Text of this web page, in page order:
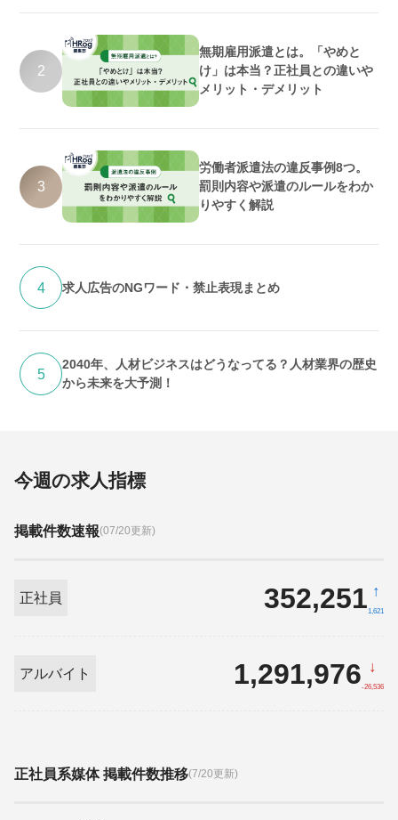
2
無期雇用派遣とは。「やめと
け」は本当？正社員との違いや
メリット・デメリット
3
労働者派遣法の違反事例8つ。
罰則内容や派遣のルールをわか
りやすく解説
4 求人広告のNGワード・禁止表現まとめ
5
2040年、人材ビジネスはどうなってる？人材業界の歴史
から未来を大予測！
今週の求人指標
掲載件数速報(07/20更新)
正社員 352,251 ↑
1,621
アルバイト 1,291,976 ↓
-26,536
正社員系媒体 掲載件数推移(7/20更新)